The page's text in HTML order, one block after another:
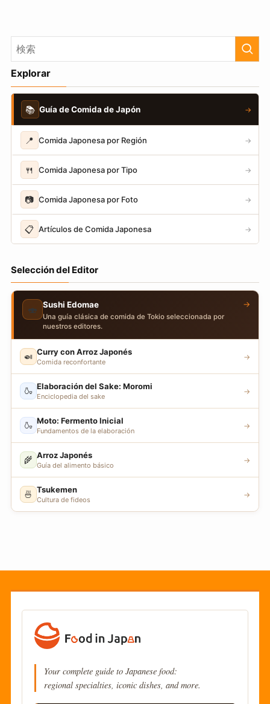
Explorar
📚 Guía de Comida de Japón →
📍 Comida Japonesa por Región →
🍴 Comida Japonesa por Tipo →
📷 Comida Japonesa por Foto →
📋 Artículos de Comida Japonesa →
Selección del Editor
🍣 Sushi Edomae
Una guía clásica de comida de Tokio seleccionada por
nuestros editores.
→
🍛 Curry con Arroz Japonés
Comida reconfortante
→
🍶 Elaboración del Sake: Moromi
Enciclopedia del sake
→
🍶 Moto: Fermento Inicial
Fundamentos de la elaboración
→
🌾 Arroz Japonés
Guía del alimento básico
→
🍜 Tsukemen
Cultura de fideos
→
Your complete guide to Japanese food:
regional specialties, iconic dishes, and more.